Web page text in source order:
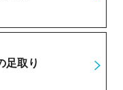
足取り